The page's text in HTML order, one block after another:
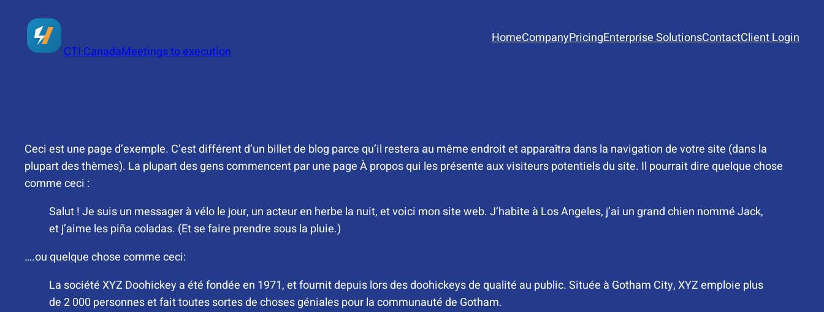
content
CTI CanadaMeetings to execution
HomeCompanyPricingEnterprise SolutionsContactClient Login
Ceci est une page d’exemple. C’est différent d’un billet de blog parce qu’il restera au même endroit et apparaîtra dans la navigation de votre site (dans la
plupart des thèmes). La plupart des gens commencent par une page À propos qui les présente aux visiteurs potentiels du site. Il pourrait dire quelque chose
comme ceci :
Salut ! Je suis un messager à vélo le jour, un acteur en herbe la nuit, et voici mon site web. J’habite à Los Angeles, j’ai un grand chien nommé Jack,
et j’aime les piña coladas. (Et se faire prendre sous la pluie.)
….ou quelque chose comme ceci:
La société XYZ Doohickey a été fondée en 1971, et fournit depuis lors des doohickeys de qualité au public. Située à Gotham City, XYZ emploie plus
de 2 000 personnes et fait toutes sortes de choses géniales pour la communauté de Gotham.